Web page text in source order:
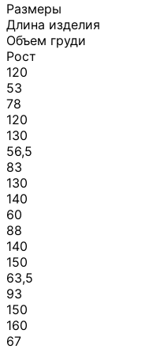
Размеры
Длина изделия
Объем груди
Рост
120
53
78
120
130
56,5
83
130
140
60
88
140
150
63,5
93
150
160
67